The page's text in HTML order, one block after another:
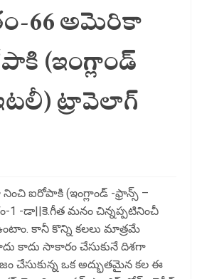
66 అమెరికా
(ఇంగ్లాండ్
ట్రావెలాగ్
ఐరోపాకి (ఇంగ్లాండ్ -ఫ్రాన్స్ –
1 -డా||కె.గీత మనం చిన్నప్పటినించీ
కానీ కొన్ని కలలు మాత్రమే
కాదు సాకారం చేసుకునే దిశగా
చేసుకున్న ఒక అద్భుతమైన కల ఈ